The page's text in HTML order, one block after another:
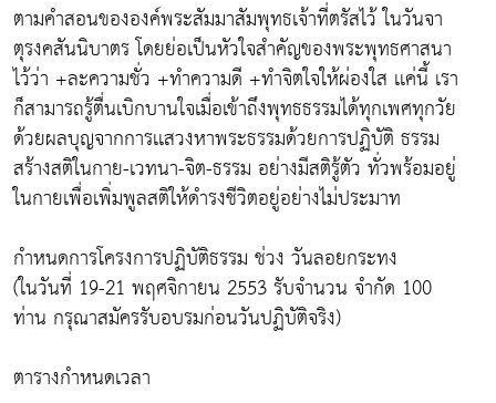
ตามคำสอนขององค์พระสัมมาสัมพุทธเจ้าที่ตรัสไว้ ในวันจา
ตุรงคสันนิบาตร โดยย่อเป็นหัวใจสำคัญของพระพุทธศาสนา
ไว้ว่า +ละความชั่ว +ทำความดี +ทำจิตใจให้ผ่องใส เเค่นี้ เรา
ก็สามารถรู้ตื่นเบิกบานใจเมื่อเข้าถึงพุทธธรรมได้ทุกเพศทุกวัย
ด้วยผลบุญจากการเเสวงหาพระธรรมด้วยการปฏิบัติ ธรรม
สร้างสติในกาย-เวทนา-จิต-ธรรม อย่างมีสติรู้ตัว ทั่วพร้อมอยู่
ในกายเพื่อเพิ่มพูลสติให้ดำรงชีวิตอยู่อย่างไม่ประมาท
กำหนดการโครงการปฏิบัติธรรม ช่วง วันลอยกระทง
(ในวันที่ 19-21 พฤศจิกายน 2553 รับจำนวน จำกัด 100
ท่าน กรุณาสมัครรับอบรมก่อนวันปฏิบัติจริง)
ตารางกำหนดเวลา